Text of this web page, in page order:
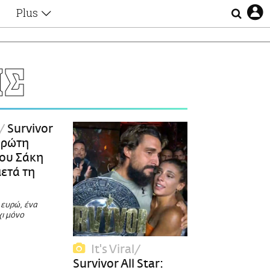
Plus
Αφιερώματα
Ζώδια
Οι Αθηναίοι
Απώλειες
Lgbtqi+
Επιλογές
Survivor
Σάκη
τη
ευρώ, ένα
μόνο
It's Viral
Survivor All Star: